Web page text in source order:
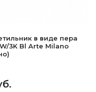
в виде пера
3K Bl Arte Milano